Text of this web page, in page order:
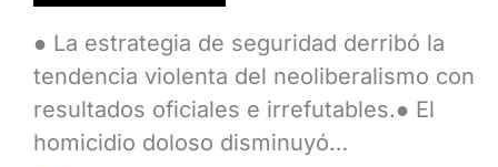
● La estrategia de seguridad derribó la
tendencia violenta del neoliberalismo con
resultados oficiales e irrefutables.● El
homicidio doloso disminuyó…